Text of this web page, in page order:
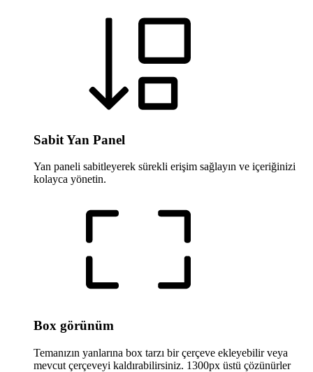
Sabit Yan Panel
Yan paneli sabitleyerek sürekli erişim sağlayın ve içeriğinizi
kolayca yönetin.
Box görünüm
Temanızın yanlarına box tarzı bir çerçeve ekleyebilir veya
mevcut çerçeveyi kaldırabilirsiniz. 1300px üstü çözünürler